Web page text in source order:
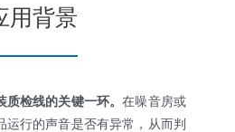
用背景
质检线的关键一环。在噪音房或
运行的声音是否有异常，从而判